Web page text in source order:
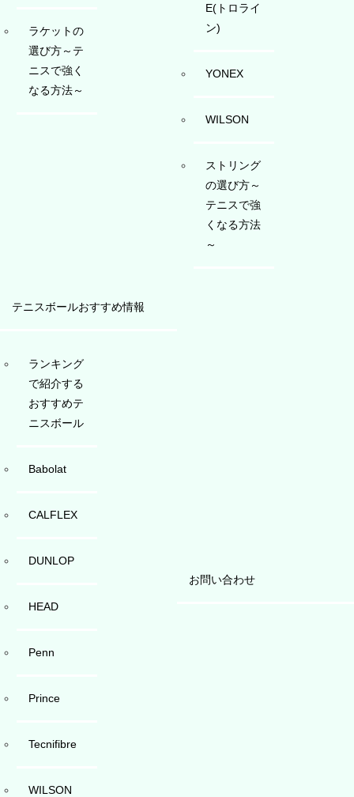
ラケットの
選び方～テ
ニスで強く
なる方法～
E(トロライ
ン)
YONEX
WILSON
ストリング
の選び方～
テニスで強
くなる方法
～
テニスボールおすすめ情報
ランキング
で紹介する
おすすめテ
ニスボール
Babolat
CALFLEX
DUNLOP
HEAD
Penn
Prince
Tecnifibre
WILSON
お問い合わせ